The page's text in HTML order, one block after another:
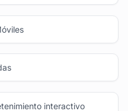
interactivo